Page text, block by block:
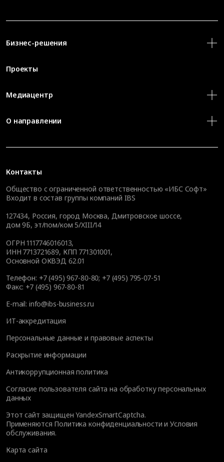
Контакты
Общество с ограниченной ответственностью «ИБС Софт»
Входит в состав группы компаний IBS
127434, Россия, город Москва, Дмитровское шоссе,
дом 9Б, эт/пом/ком 5/XIII/14
ОГРН 1117746016013,
ИНН 7713721689, КПП 771301001,
Основной ОКВЭД 62.01
Телефон: +7 (495) 967-80-80; +7 (495) 795-07-51
Факс: +7 (495) 967-80-81
E-mail: info@ibs-business.ru
ИТ-аккредитация
Персональные данные и правовые аспекты
Раскрытие информации
Антикоррупционная политика
Согласие пользователя сайта на обработку персональных
данных
Этот сайт защищен YandexSmartCaptcha.
Применяются Политика конфиденциальности иУсловия
обслуживания.
Карта сайта
Бизнес-решения
Проекты
Медиацентр
О направлении